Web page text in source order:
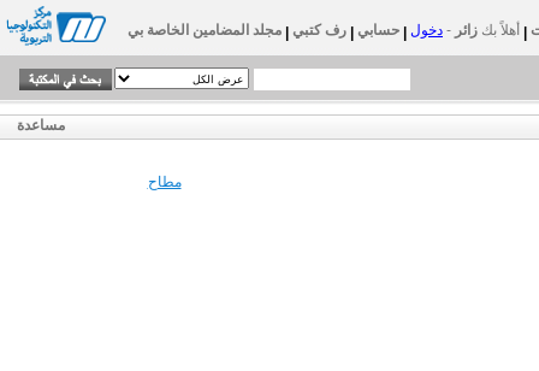
أهلاً بك زائر - دخول حسابي رف كتبي مجلد المضامين الخاصة بي
مساعدة
مطاح